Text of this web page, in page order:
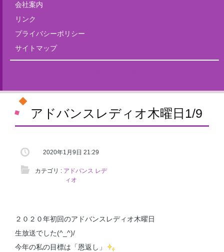
会社案内
リンク
プライバシーポリシー
サイトマップ
アドバンスレディオ木曜日1/9
2020年1月9日 21:29
カテゴリ : アドバンス レデ
ィオ
２０２０年初回のアドバンスレディオ木曜日
生放送でした(^_^)/
今年の私の目標は「恩返し」